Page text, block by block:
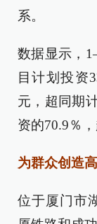
系。
数据显示，
目计划投资
元，超同期
资的70.9％
为群众创造
位于厦门市